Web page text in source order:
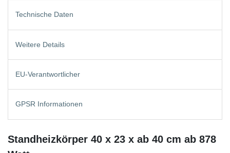
Technische Daten
Weitere Details
EU-Verantwortlicher
GPSR Informationen
Standheizkörper 40 x 23 x ab 40 cm ab 878